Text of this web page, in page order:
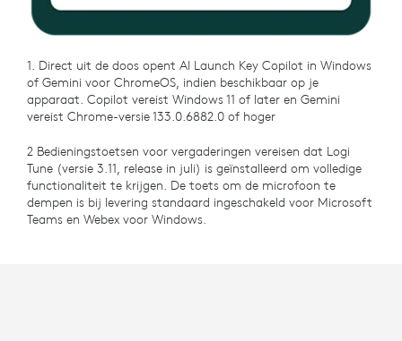
1. Direct uit de doos opent AI Launch Key Copilot in Windows
of Gemini voor ChromeOS, indien beschikbaar op je
apparaat. Copilot vereist Windows 11 of later en Gemini
vereist Chrome-versie 133.0.6882.0 of hoger
2 Bedieningstoetsen voor vergaderingen vereisen dat Logi
Tune (versie 3.11, release in juli) is geïnstalleerd om volledige
functionaliteit te krijgen. De toets om de microfoon te
dempen is bij levering standaard ingeschakeld voor Microsoft
Teams en Webex voor Windows.